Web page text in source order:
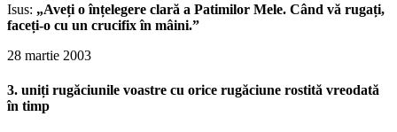
Isus: „Aveți o înțelegere clară a Patimilor Mele. Când vă rugați,
faceți-o cu un crucifix în mâini.”
28 martie 2003
3. uniți rugăciunile voastre cu orice rugăciune rostită vreodată
în timp